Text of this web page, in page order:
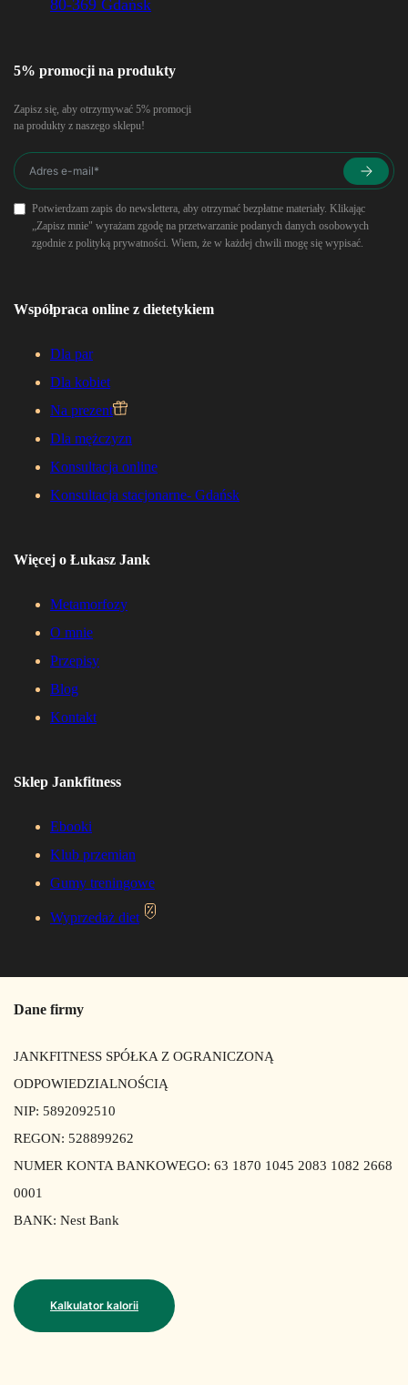
80-369 Gdańsk
Współpraca online z dietetykiem
Dla par
Dla kobiet
Na prezent
Dla mężczyzn
Konsultacja online
Konsultacja stacjonarne- Gdańsk
Więcej o Łukasz Jank
Metamorfozy
O mnie
Przepisy
Blog
Kontakt
Sklep Jankfitness
Ebooki
Klub przemian
Gumy treningowe
Wyprzedaż diet
5% promocji na produkty
Zapisz się, aby otrzymywać 5% promocji
na produkty z naszego sklepu!
Potwierdzam zapis do newslettera, aby otrzymać bezpłatne materiały. Klikając
„Zapisz mnie" wyrażam zgodę na przetwarzanie podanych danych osobowych
zgodnie z polityką prywatności. Wiem, że w każdej chwili mogę się wypisać.
Dane firmy
JANKFITNESS SPÓŁKA Z OGRANICZONĄ
ODPOWIEDZIALNOŚCIĄ
NIP: 5892092510
REGON: 528899262
NUMER KONTA BANKOWEGO: 63 1870 1045 2083 1082 2668
0001
BANK: Nest Bank
Kalkulator kalorii